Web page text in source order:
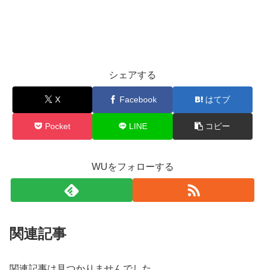
シェアする
X Facebook はてブ
Pocket LINE コピー
WUをフォローする
関連記事